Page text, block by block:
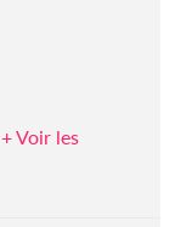
+ Voir les